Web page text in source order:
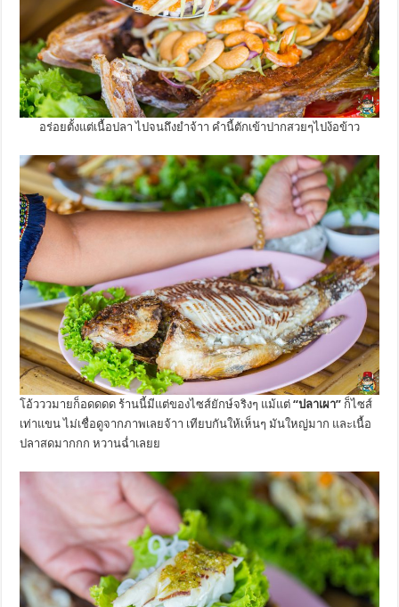
อร่อยตั้งแต่เนื้อปลา ไปจนถึงยำจ้าา คำนี้ตักเข้าปากสวยๆไปง้อข้าว
โอ้วววมายก็อดดดด ร้านนี้มีแต่ของไซส์ยักษ์จริงๆ แม้แต่ “ปลาเผา” ก็ไซส์
เท่าแขน ไม่เชื่อดูจากภาพเลยจ้าา เทียบกันให้เห็นๆ มันใหญ่มาก และเนื้อ
ปลาสดมากกก หวานฉ่ำเลยย